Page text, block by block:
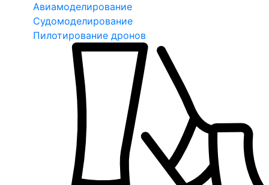
Авиамоделирование
Судомоделирование
Пилотирование дронов